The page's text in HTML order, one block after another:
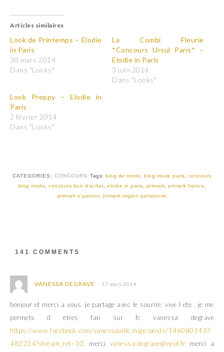
q
e
p
o
u
r
p
a
g
e
r
s
r
r
(
o
n
u
v
l
f
n
t
q
e
p
r
p
a
g
s
u
r
o
(
u
u
l
e
e
ê
Articles similaires
Look de Printemps – Elodie
in Paris
30 mars 2014
Dans "Looks"
La Combi Fleurie
*Concours Ursul Paris* –
Elodie in Paris
3 juin 2014
Dans "Looks"
Look Preppy – Elodie in
Paris
2 février 2014
Dans "Looks"
CATEGORIES:CONCOURS Tags: blog de mode, blog mode paris, concours
blog mode, concours bon d'achat, elodie in paris, primark, primark france,
primark o'parinor, primark region parisienne
141 COMMENTS
VANESSA DEGRAVE 17 mars 2014
bonjour et merci a vous. je partage avec le sourire. vive l ete . je me
permets d etres fan sur fc vanessa degrave
https://www.facebook.com/vanessouille.mige/posts/1460801437
482214?stream_ref=10. merci vanessa.degrave@neuf.fr merci a